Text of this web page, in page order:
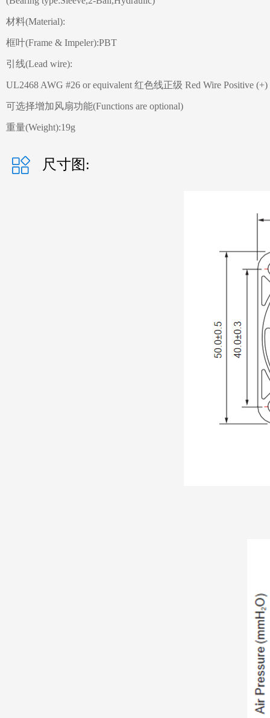
材料(Material):
框叶(Frame & Impeler):PBT
引线(Lead wire):
UL2468 AWG #26 or equivalent 红色线正级 Red Wire Positive
可选择增加风扇功能(Functions are optional)
重量(Weight):19g
尺寸图: